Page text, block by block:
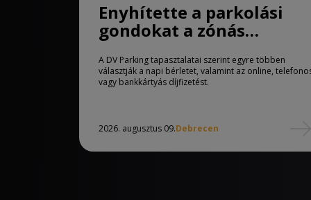
Enyhítette a parkolási
gondokat a zónás
rendszer Debrecenben
A DV Parking tapasztalatai szerint egyre többen
választják a napi bérletet, valamint az online,
vagy bankkártyás díjfizetést.
2026. augusztus 09.Debrecen